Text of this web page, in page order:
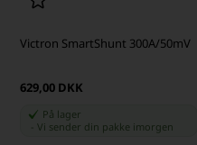
Victron SmartShunt 300A/50mV
629,00 DKK
På lager
-Vi sender din pakke imorgen